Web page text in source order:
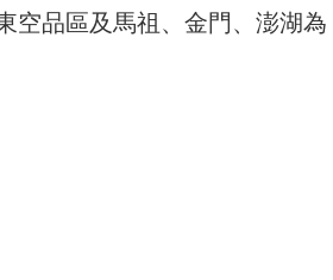
空品區及馬祖、金門、澎湖為